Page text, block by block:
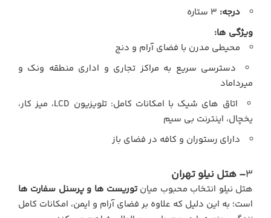
درجه:
ویژگی ها:
محیطی مدرن با فضای آرام و دنج
دسترسی سریع به مراکز تجاری و اداری منطقه ونک و
میرداماد
اتاق های شیک با امکانات کامل: تلویزیون LCD، میز کار،
یخچال، اینترنت بی سیم
دارای رستوران و کافه در فضای باز
3– هتل نیلو تهران
هتل نیلو انتخاب محبوب میان توریست ها و پرسنل سفارت ها
است؛ به این دلیل که علاوه بر فضای آرام و ایمن، امکانات کامل